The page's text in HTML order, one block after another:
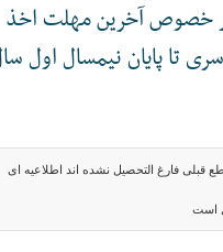
خصوص آخرین مهلت اخذ
تا پایان نیمسال اول سال
فارغ التحصیل نشده اند اطلاعیه ای